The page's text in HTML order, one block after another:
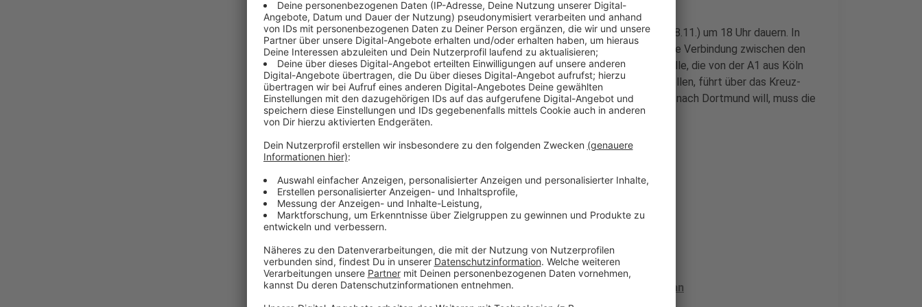
Um 8 Uhr ging die Sperrung los und soll noch bis morgen Abend (28.11.) um 18 Uhr dauern. In
dem Bereich soll die Verkehrsführung geändert werden, sodass die Verbindung zwischen den
Autobahnen zukünftig zweispurig ist. Die Umleitungsstrecke für alle, die von der A1 aus Köln
kommend auf die A59 nach Leverkusen und Düsseldorf fahren wollen, führt über das Kreuz-
Leverkusen. Wer von der A59 aus Richtung Leverkusen kommend nach Dortmund will, muss die
Umleitung über Köln-Niehl nehmen.
Anzeige
Weitere Meldungen aus Leverkusen
Anzeige
Leverkusen: Garagenbrand in Lützenkirchen
Leverkusen: Haushaltsprüfung der Bezirksregierung dauert an